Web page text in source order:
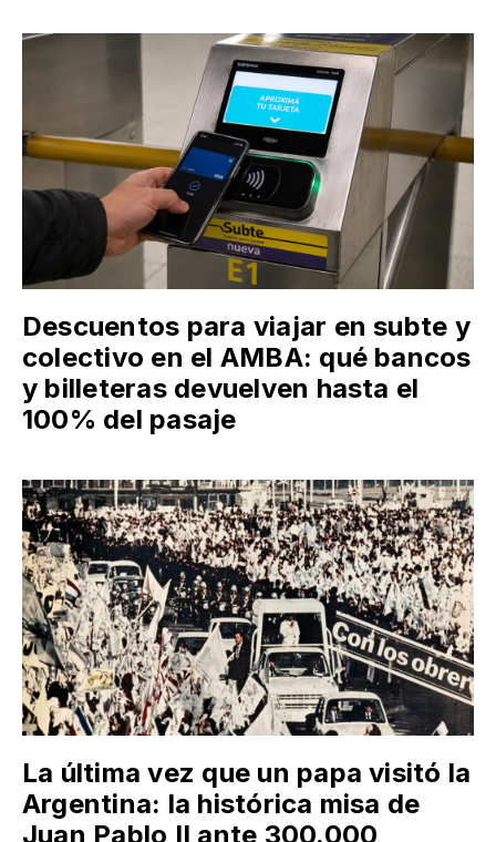
Descuentos para viajar en subte y
colectivo en el AMBA: qué bancos
y billeteras devuelven hasta el
100% del pasaje
La última vez que un papa visitó la
Argentina: la histórica misa de
Juan Pablo II ante 300.000